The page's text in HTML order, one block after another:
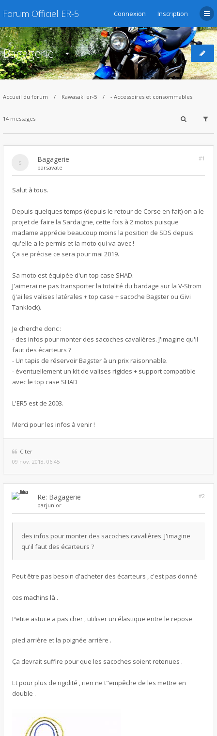
Forum Officiel ER-5 Connexion Inscription
Bagagerie
Accueil du forum Kawasaki er-5 - Accessoires et consommables
14 messages
Bagagerie
#1
parsavate
Salut à tous.
Depuis quelques temps (depuis le retour de Corse en fait) on a le
projet de faire la Sardaigne, cette fois à 2 motos puisque
madame apprécie beaucoup moins la position de SDS depuis
qu'elle a le permis et la moto qui va avec !
Ça se précise ce sera pour mai 2019.
Sa moto est équipée d'un top case SHAD.
J'aimerai ne pas transporter la totalité du bardage sur la V-Strom
(j'ai les valises latérales + top case + sacoche Bagster ou Givi
Tanklock).
Je cherche donc :
- des infos pour monter des sacoches cavalières. J'imagine qu'il
faut des écarteurs ?
- Un tapis de réservoir Bagster à un prix raisonnable.
- éventuellement un kit de valises rigides + support compatible
avec le top case SHAD
L'ER5 est de 2003.
Merci pour les infos à venir !
Citer
09 nov. 2018, 06:45
Re: Bagagerie
#2
parjunior
des infos pour monter des sacoches cavalières. J'imagine
qu'il faut des écarteurs ?
Peut être pas besoin d'acheter des écarteurs , c'est pas donné
ces machins là .
Petite astuce a pas cher , utiliser un élastique entre le repose
pied arrière et la poignée arrière .
Ça devrait suffire pour que les sacoches soient retenues .
Et pour plus de rigidité , rien ne t"empêche de les mettre en
double .